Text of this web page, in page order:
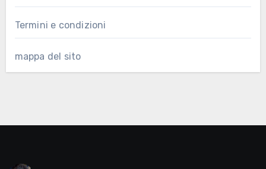
Termini e condizioni
mappa del sito